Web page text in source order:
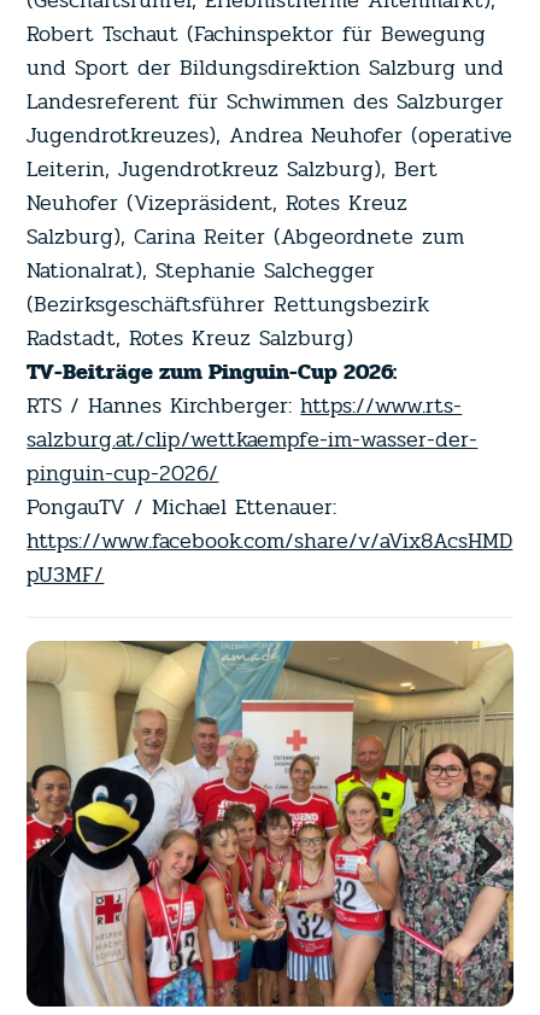
Robert Tschaut (Fachinspektor für Bewegung
und Sport der Bildungsdirektion Salzburg und
Landesreferent für Schwimmen des Salzburger
Jugendrotkreuzes), Andrea Neuhofer (operative
Leiterin, Jugendrotkreuz Salzburg), Bert
Neuhofer (Vizepräsident, Rotes Kreuz
Salzburg), Carina Reiter (Abgeordnete zum
Nationalrat), Stephanie Salchegger
(Bezirksgeschäftsführer Rettungsbezirk
Radstadt, Rotes Kreuz Salzburg)
TV-Beiträge zum Pinguin-Cup 2026:
RTS / Hannes Kirchberger:https://www.rts-
salzburg.at/clip/wettkaempfe-im-wasser-der-
pinguin-cup-2026/
PongauTV / Michael Ettenauer:
https://www.facebook.com/share/v/aVix8AcsHMD
pU3MF/
Previous Next